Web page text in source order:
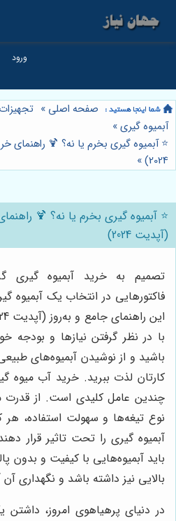
صفحه اصلی »
آبمیوه گیری»
⭐️ آبمیوه گیری بخرم یا نه؟ 🍹 راهنمای
2024)
»
⭐️ آبمیوه گیری بخرم یا نه؟ 🍹
(آپدیت 2024)
تصمیم به خرید آبمیوه گیری
فاکتورهایی در انتخاب یک آبمیوه
با در نظر گرفتن نیازها و بودجه
باشید و از نوشیدن آبمیوه‌های
کارتان لذت ببرید. خرید آب میوه
چندین عامل کلیدی است. از قدرت
نوع تیغه‌ها و سهولت استفاده، هر
آبمیوه گیری را تحت تاثیر قرار
باید آبمیوه‌هایی با کیفیت و بدون
بالایی نیز داشته باشد و نگهداری
در دنیای پرهیاهوی امروز، داشتن